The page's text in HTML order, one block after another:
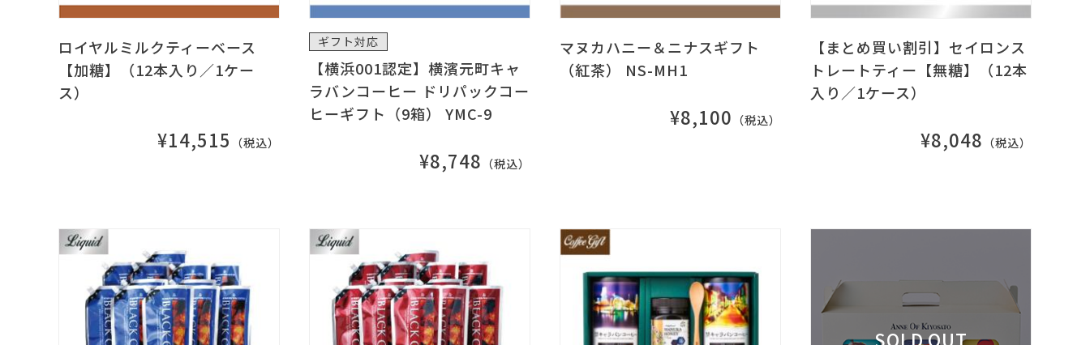
ロイヤルミルクティーベース
【加糖】（12本入り／1ケー
ス）
¥14,515 （税込）
ギフト対応
【横浜001認定】横濱元町キャ
ラバンコーヒー ドリパックコー
ヒーギフト（9箱） YMC-9
¥8,748 （税込）
マヌカハニー＆ニナスギフト
（紅茶） NS-MH1
¥8,100 （税込）
【まとめ買い割引】セイロンス
トレートティー【無糖】（12本
入り／1ケース）
¥8,048 （税込）